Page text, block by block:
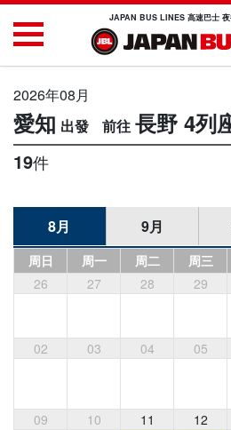
JAPAN BUS LINES 高速巴士
2026年08月
愛知 長野 4列
19件
8月 9月
周日 周一 周二 周三
26
27 28 29
02 03 04 05
09 10 11 12